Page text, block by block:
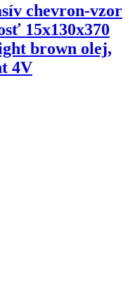
chevron-vzor
15x130x370
brown olej,
4V